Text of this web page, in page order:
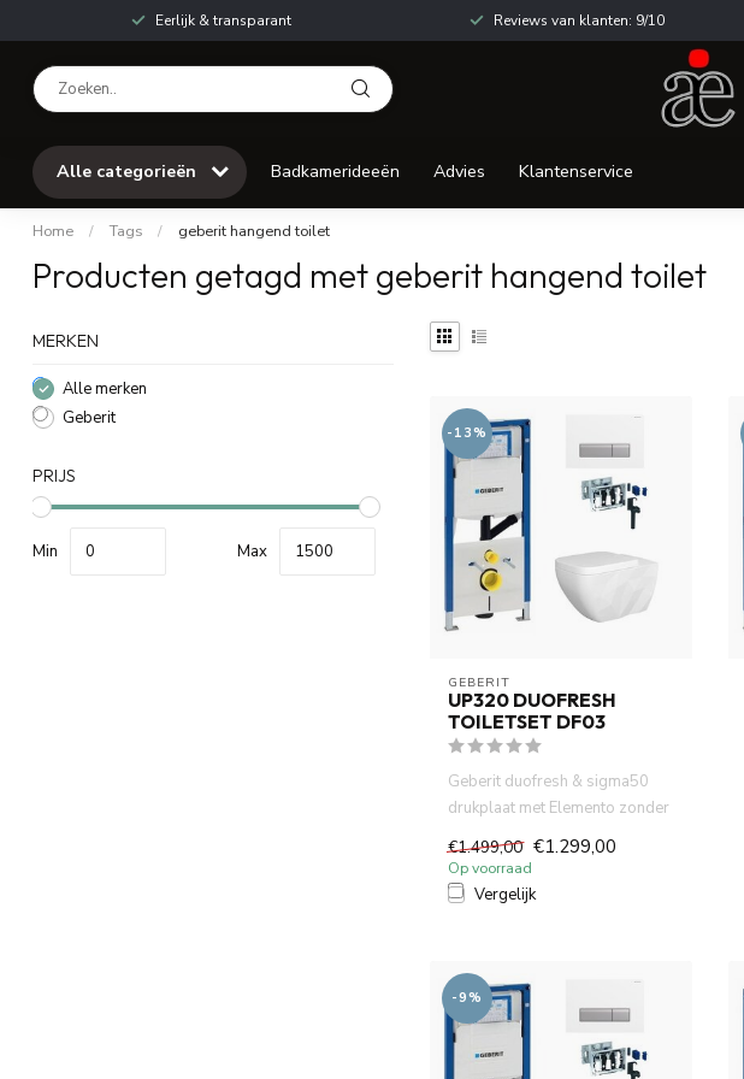
Eerlijk & transparant Reviews van klanten: 9/10
Alle categorieën Badkamerideeën Advies Klantenservice
Home / Tags / geberit hangend toilet
Producten getagd met geberit hangend toilet
MERKEN
Alle merken
Geberit
PRIJS
Min Max
-13%
GEBERIT
UP320 DUOFRESH
TOILETSET DF03
Geberit duofresh & sigma50
drukplaat met Elemento zonder
€1.499,00 €1.299,00
Op voorraad
Vergelijk
-9%